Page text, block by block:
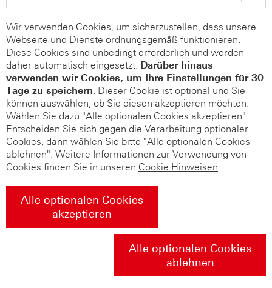
Wir verwenden Cookies, um sicherzustellen, dass unsere
Webseite und Dienste ordnungsgemäß funktionieren.
Diese Cookies sind unbedingt erforderlich und werden
daher automatisch eingesetzt. Darüber hinaus
verwenden wir Cookies, um Ihre Einstellungen für 30
Tage zu speichern. Dieser Cookie ist optional und Sie
können auswählen, ob Sie diesen akzeptieren möchten.
Wählen Sie dazu "Alle optionalen Cookies akzeptieren".
Entscheiden Sie sich gegen die Verarbeitung optionaler
Cookies, dann wählen Sie bitte "Alle optionalen Cookies
ablehnen". Weitere Informationen zur Verwendung von
Cookies finden Sie in unseren Cookie Hinweisen.
Alle optionalen Cookies
akzeptieren
Alle optionalen Cookies
ablehnen